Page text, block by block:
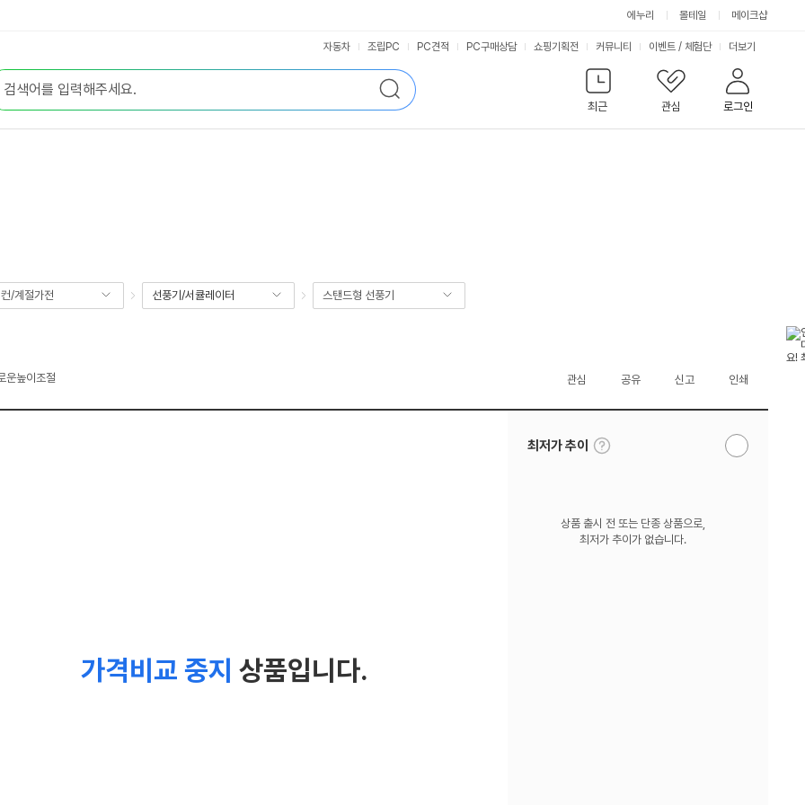
에누리 몰테일 메이크샵
검
색
최근
관심 로그인
자동차 조립PC PC견적 PC구매상담 쇼핑기획전 커뮤니티 이벤트 / 체험단 서
비
스
더보기
/계절가전 선풍기/서큘레이터 스탠드형 선풍기
운높이조절 관심 공유 신고 인쇄
가격비교 중지 상품입니다.
최저가 추이
툴
팁
알
상품 출시 전 또는 단종 상품으로,
최저가 추이가 없습니다.